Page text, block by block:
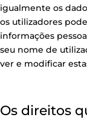
igualmente os
os utilizadores
informações
seu nome de
ver e modificar
Os direitos